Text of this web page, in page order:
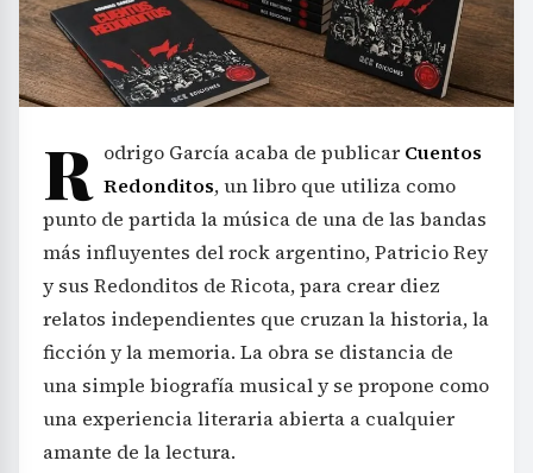
R odrigo García acaba de publicar Cuentos
Redonditos, un libro que utiliza como
punto de partida la música de una de las bandas
más influyentes del rock argentino, Patricio Rey
y sus Redonditos de Ricota, para crear diez
relatos independientes que cruzan la historia, la
ficción y la memoria. La obra se distancia de
una simple biografía musical y se propone como
una experiencia literaria abierta a cualquier
amante de la lectura.